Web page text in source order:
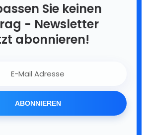
Sie keinen
- Newsletter
abonnieren!
ABONNIEREN